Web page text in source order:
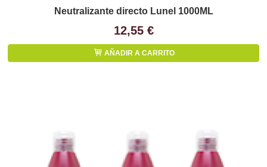
Neutralizante directo Lunel 1000ML
12,55 €
AÑADIR A CARRITO